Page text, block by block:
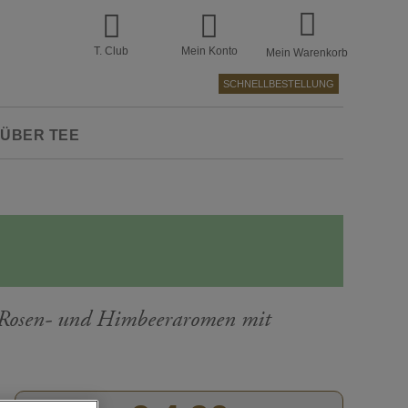
T. Club Mein Konto Mein Warenkorb
SCHNELLBESTELLUNG
TEE
und Himbeeraromen mit
Zum